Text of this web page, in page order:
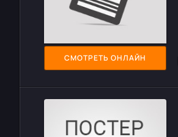
СМОТРЕТЬ ОНЛАЙН